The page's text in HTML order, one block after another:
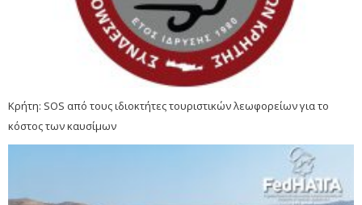
Κρήτη: SOS από τους ιδιοκτήτες τουριστικών λεωφορείων για το
κόστος των καυσίμων